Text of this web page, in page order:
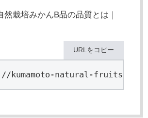
然栽培みかんB品の品質とは｜
URLをコピー
kumamoto-natural-